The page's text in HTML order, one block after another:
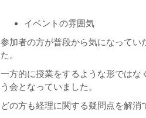
イベントの雰囲気
参加者の方が普段から気になってい
た。
一方的に授業をするような形では
う会となっていました。
どの方も経理に関する疑問点を解消